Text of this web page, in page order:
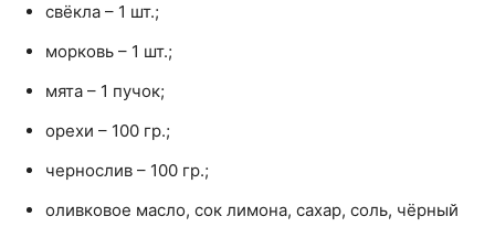
свёкла – 1 шт.;
морковь – 1 шт.;
мята – 1 пучок;
орехи – 100 гр.;
чернослив – 100 гр.;
оливковое масло, сок лимона, сахар, соль, чёрный